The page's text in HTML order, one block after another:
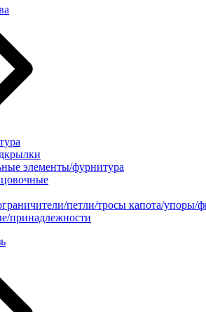
элементы/фурнитура
петли/тросы капота/упоры/
принадлежности